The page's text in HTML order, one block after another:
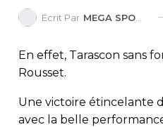
Ecrit Par MEGA SPORTS
En effet, Tarascon sans
Rousset.
Une victoire étincelante
avec la belle